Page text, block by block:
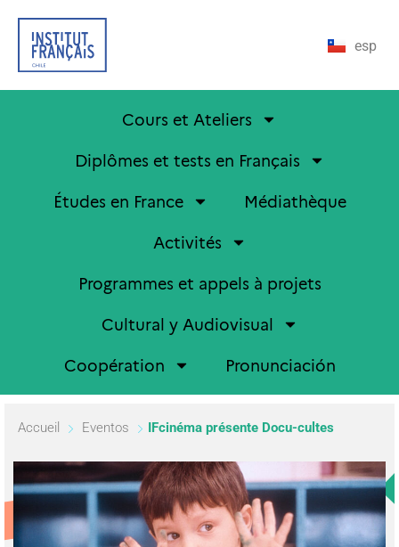
esp
Cours et Ateliers
Diplômes et tests en Français
Études en France
Médiathèque
Activités
Programmes et appels à projets
Cultural y Audiovisual
Coopération
Pronunciación
Accueil Eventos IFcinéma présente Docu-cultes